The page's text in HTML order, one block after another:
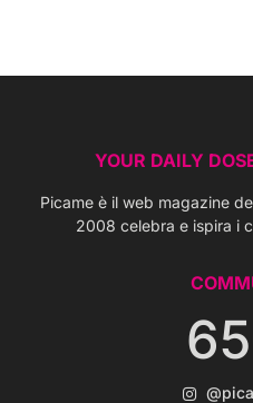
YOUR DAILY
Picame è il web magazine
2008 celebra e ispira i